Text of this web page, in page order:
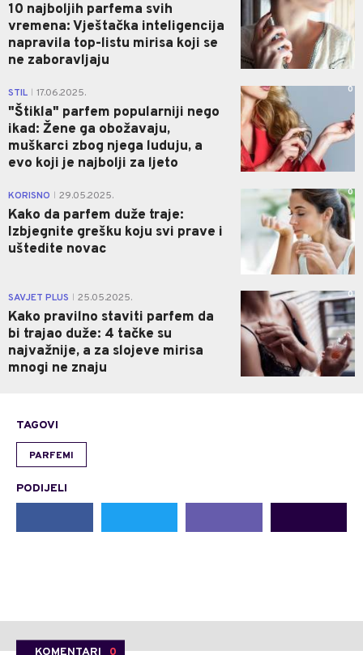
10 najboljih parfema svih
vremena: Vještačka inteligencija
napravila top-listu mirisa koji se
ne zaboravljaju
STIL 17.06.2025.
"Štikla" parfem popularniji nego
ikad: Žene ga obožavaju,
muškarci zbog njega luduju, a
evo koji je najbolji za ljeto
0
KORISNO 29.05.2025.
Kako da parfem duže traje:
Izbjegnite grešku koju svi prave i
uštedite novac
0
SAVJET PLUS 25.05.2025.
Kako pravilno staviti parfem da
bi trajao duže: 4 tačke su
najvažnije, a za slojeve mirisa
mnogi ne znaju
0
TAGOVI
PARFEMI
PODIJELI
KOMENTARI 0